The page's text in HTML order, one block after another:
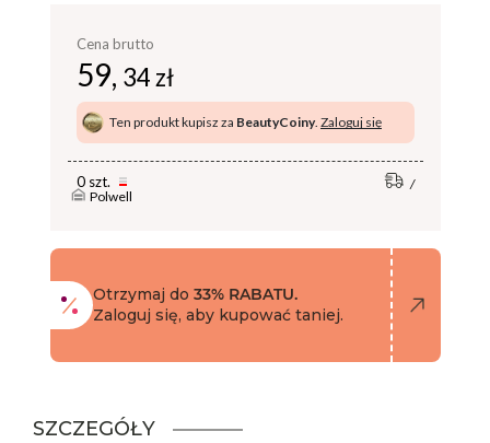
Cena brutto
59, 34 zł
Ten produkt kupisz za BeautyCoiny. Zaloguj się
0 szt.
Polwell
Otrzymaj do 33% RABATU.
Zaloguj się, aby kupować taniej.
SZCZEGÓŁY